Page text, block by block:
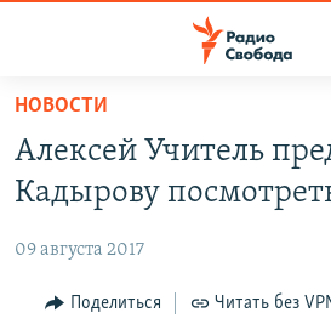
упрощенного
доступа
Вернуться
основному
Вернутся
АВТОРСКИЕ ПРОЕКТЫ
ЦИТАТЫ СВОБОДЫ
МНЕНИЯ
НОВОСТИ
Алексей Учитель
Кадырову
09 августа 2017
Поделиться Читать без